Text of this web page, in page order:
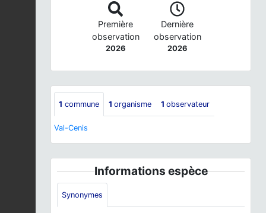
Première
observation
2026
Dernière
observation
2026
1 commune 1 organisme 1 observateur
Val-Cenis
Informations espèce
Synonymes